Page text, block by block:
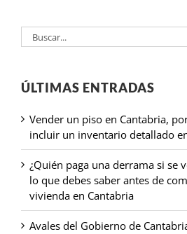
Buscar:
ÚLTIMAS ENTRADAS
Vender un piso en Cantabria,
incluir un inventario detallado
¿Quién paga una derrama si se
lo que debes saber antes de
vivienda en Cantabria
Avales del Gobierno de